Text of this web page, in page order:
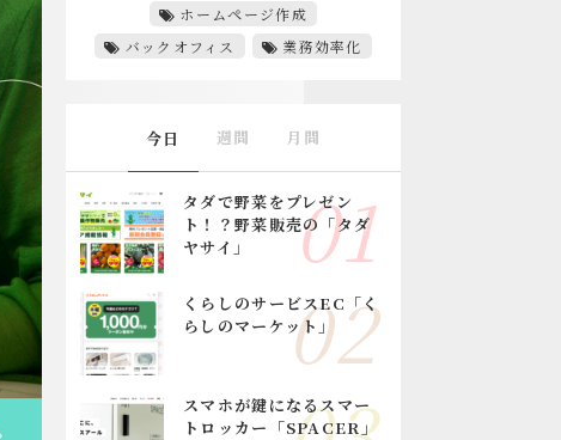
ホームページ作成
バックオフィス
業務効率化
今日 週間 月間
タダで野菜をプレゼン
ト！？野菜販売の「タダ
ヤサイ」
くらしのサービスEC「く
らしのマーケット」
スマホが鍵になるスマー
トロッカー「SPACER」